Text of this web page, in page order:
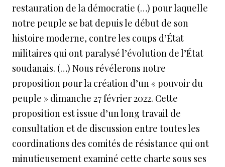
restauration de la démocratie (…) pour laquelle
notre peuple se bat depuis le début de son
histoire moderne, contre les coups d’État
militaires qui ont paralysé l’évolution de l’État
soudanais. (…) Nous révélerons notre
proposition pour la création d’un « pouvoir du
peuple » dimanche 27 février 2022. Cette
proposition est issue d’un long travail de
consultation et de discussion entre toutes les
coordinations des comités de résistance qui ont
minutieusement examiné cette charte sous ses